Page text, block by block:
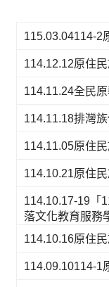
115.03.04114-2
114.12.12原住
114.11.24全民
114.11.18排灣
114.11.05原住
114.10.21原住
114.10.17-19「
落文化教育服務
114.10.16原住
114.09.10114-1